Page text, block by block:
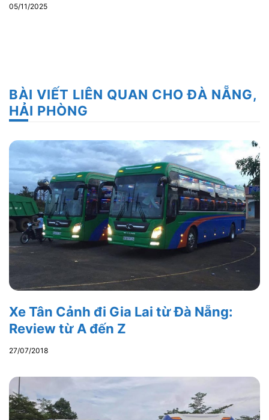
05/11/2025
BÀI VIẾT LIÊN QUAN CHO ĐÀ NẴNG,
HẢI PHÒNG
Xe Tân Cảnh đi Gia Lai từ Đà Nẵng:
Review từ A đến Z
27/07/2018